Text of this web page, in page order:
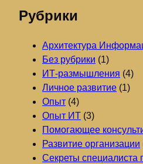
Рубрики
Архитектура
Без рубрики (1)
ИТ-размышления (4)
Личное развитие (1)
Опыт (4)
Опыт ИТ (3)
Помогающее
Развитие организации
Секреты специалиста